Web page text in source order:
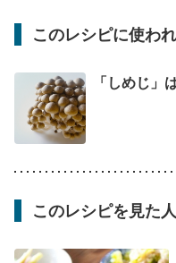
このレシピに使わ
「しめじ」
このレシピを見た